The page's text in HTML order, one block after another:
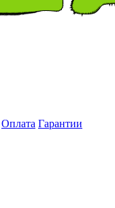
Оплата Гарантии